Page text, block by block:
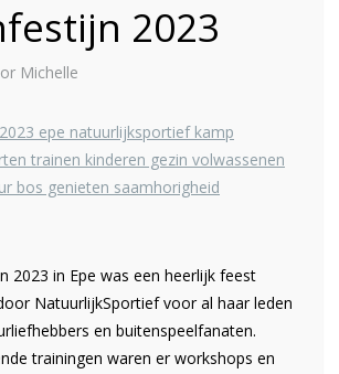
2023
Michelle
2023 in Epe was een heerlijk feest
NatuurlijkSportief voor al haar leden
en buitenspeelfanaten.
trainingen waren er workshops en